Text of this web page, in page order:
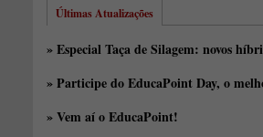
Últimas Atualizações
» Especial Taça de Silagem: novos
» Participe do EducaPoint Day, o
» Vem aí o EducaPoint!